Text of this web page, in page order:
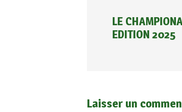
LE
EDITION 2025
Laisser un